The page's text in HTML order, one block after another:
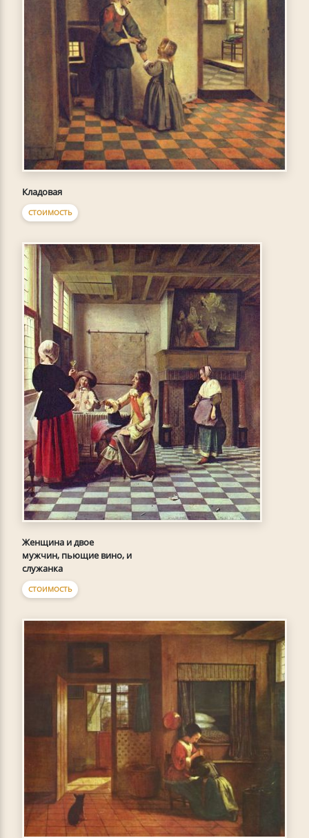
Кладовая
СТОИМОСТЬ
Женщина и двое
мужчин, пьющие вино, и
служанка
СТОИМОСТЬ